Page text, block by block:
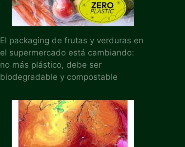
El packaging de frutas y verduras en
el supermercado está cambiando:
no más plástico, debe ser
biodegradable y compostable